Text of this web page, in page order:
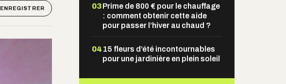
ENREGISTRER 03Prime de 800 € pour le chauffage
: comment obtenir cette aide
pour passer l’hiver au chaud ?
04 15 fleurs d’été incontournables
pour une jardinière en plein soleil